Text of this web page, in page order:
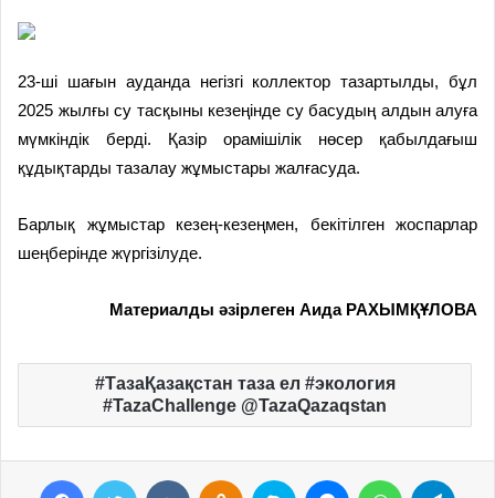
23-ші шағын ауданда негізгі коллектор тазартылды, бұл
2025 жылғы су тасқыны кезеңінде су басудың алдын алуға
мүмкіндік берді. Қазір орамішілік нөсер қабылдағыш
құдықтарды тазалау жұмыстары жалғасуда.
Барлық жұмыстар кезең-кезеңмен, бекітілген жоспарлар
шеңберінде жүргізілуде.
Материалды әзірлеген Аида РАХЫМҚҰЛОВА
ТазаҚазақстан таза ел #экология
#TazaChallenge @TazaQazaqstan